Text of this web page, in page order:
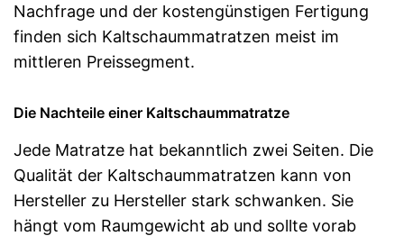
Nachfrage und der kostengünstigen Fertigung
finden sich Kaltschaummatratzen meist im
mittleren Preissegment.
Die Nachteile einer Kaltschaummatratze
Jede Matratze hat bekanntlich zwei Seiten. Die
Qualität der Kaltschaummatratzen kann von
Hersteller zu Hersteller stark schwanken. Sie
hängt vom Raumgewicht ab und sollte vorab